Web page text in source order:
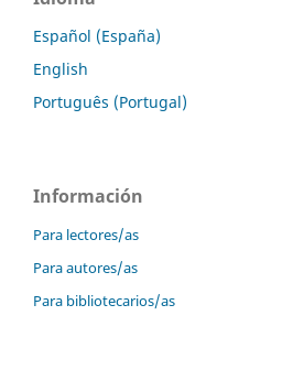
Español (España)
English
Português (Portugal)
Información
Para lectores/as
Para autores/as
Para bibliotecarios/as